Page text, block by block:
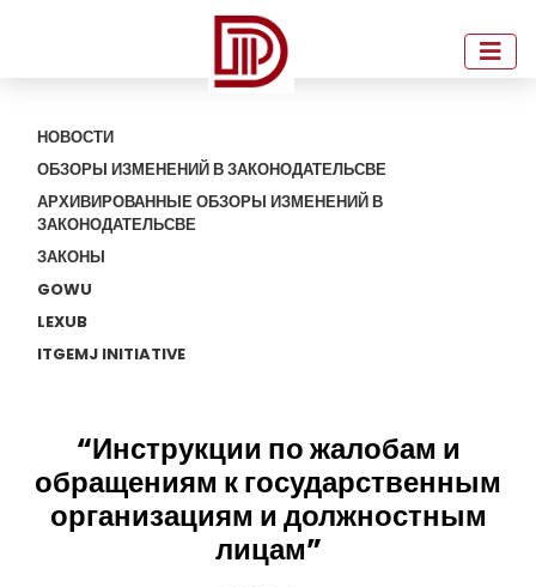
НОВОСТИ
ОБЗОРЫ ИЗМЕНЕНИЙ В ЗАКОНОДАТЕЛЬСВЕ
АРХИВИРОВАННЫЕ ОБЗОРЫ ИЗМЕНЕНИЙ В
ЗАКОНОДАТЕЛЬСВЕ
ЗАКОНЫ
GOWU
LEXUB
ITGEMJ INITIATIVE
“Инструкции по жалобам и
обращениям к государственным
организациям и должностным
лицам”